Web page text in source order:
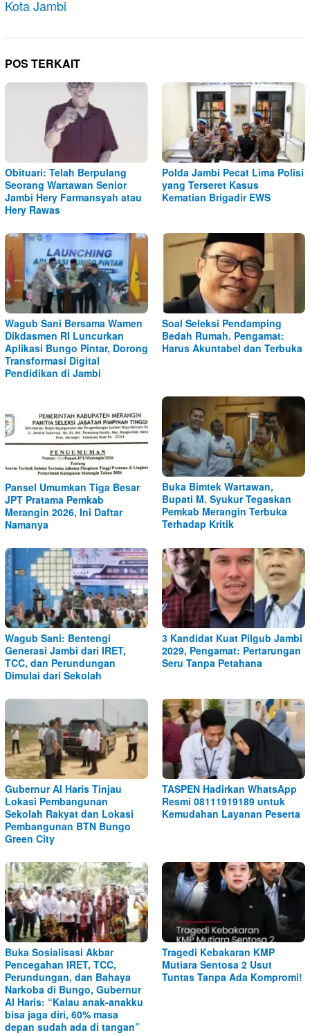
Kota Jambi
POS TERKAIT
Obituari: Telah Berpulang
Seorang Wartawan Senior
Jambi Hery Farmansyah atau
Hery Rawas
Polda Jambi Pecat Lima Polisi
yang Terseret Kasus
Kematian Brigadir EWS
Wagub Sani Bersama Wamen
Dikdasmen RI Luncurkan
Aplikasi Bungo Pintar, Dorong
Transformasi Digital
Pendidikan di Jambi
Soal Seleksi Pendamping
Bedah Rumah. Pengamat:
Harus Akuntabel dan Terbuka
Pansel Umumkan Tiga Besar
JPT Pratama Pemkab
Merangin 2026, Ini Daftar
Namanya
Buka Bimtek Wartawan,
Bupati M. Syukur Tegaskan
Pemkab Merangin Terbuka
Terhadap Kritik
Wagub Sani: Bentengi
Generasi Jambi dari IRET,
TCC, dan Perundungan
Dimulai dari Sekolah
3 Kandidat Kuat Pilgub Jambi
2029, Pengamat: Pertarungan
Seru Tanpa Petahana
Gubernur Al Haris Tinjau
Lokasi Pembangunan
Sekolah Rakyat dan Lokasi
Pembangunan BTN Bungo
Green City
TASPEN Hadirkan WhatsApp
Resmi 08111919189 untuk
Kemudahan Layanan Peserta
Buka Sosialisasi Akbar
Pencegahan IRET, TCC,
Perundungan, dan Bahaya
Narkoba di Bungo, Gubernur
Al Haris: “Kalau anak-anakku
bisa jaga diri, 60% masa
depan sudah ada di tangan”
Tragedi Kebakaran KMP
Mutiara Sentosa 2 Usut
Tuntas Tanpa Ada Kompromi!